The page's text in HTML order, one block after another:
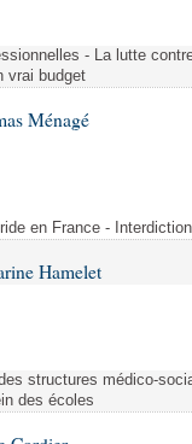
- La lutte
vrai budget
Ménagé
en France -
Hamelet
structures médico-
des écoles